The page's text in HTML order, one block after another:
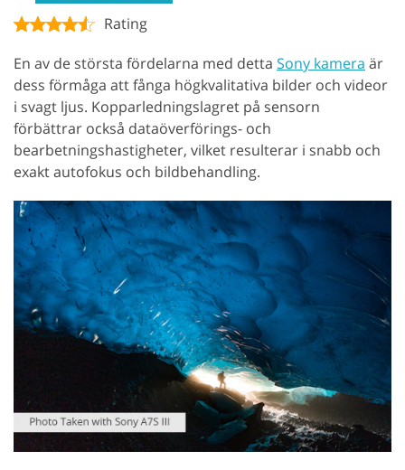
Rating
En av de största fördelarna med detta Sony kamera är
dess förmåga att fånga högkvalitativa bilder och videor
i svagt ljus. Kopparledningslagret på sensorn
förbättrar också dataöverförings- och
bearbetningshastigheter, vilket resulterar i snabb och
exakt autofokus och bildbehandling.